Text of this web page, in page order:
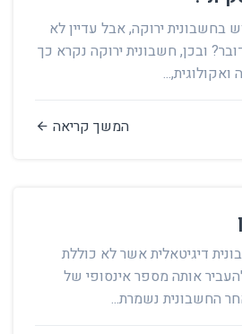
בחשבונית ירוקה, אבל עדיין לא
ובכן, חשבונית ירוקה נקרא כך
המשך קריאה
דיגיטאלית אשר לא כוללת
אותה מספר אינסופי של
החשבונית נשמרת...